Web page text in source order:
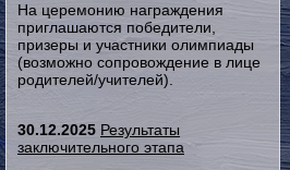
На церемонию награждения
приглашаются победители,
призеры и участники олимпиады
(возможно сопровождение в лице
родителей/учителей).
30.12.2025 Результаты
заключительного этапа